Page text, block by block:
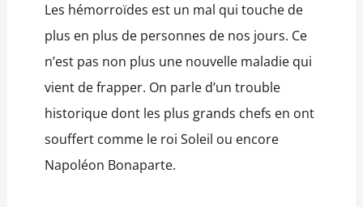
Les hémorroïdes est un mal qui touche de
plus en plus de personnes de nos jours. Ce
n’est pas non plus une nouvelle maladie qui
vient de frapper. On parle d’un trouble
historique dont les plus grands chefs en ont
souffert comme le roi Soleil ou encore
Napoléon Bonaparte.